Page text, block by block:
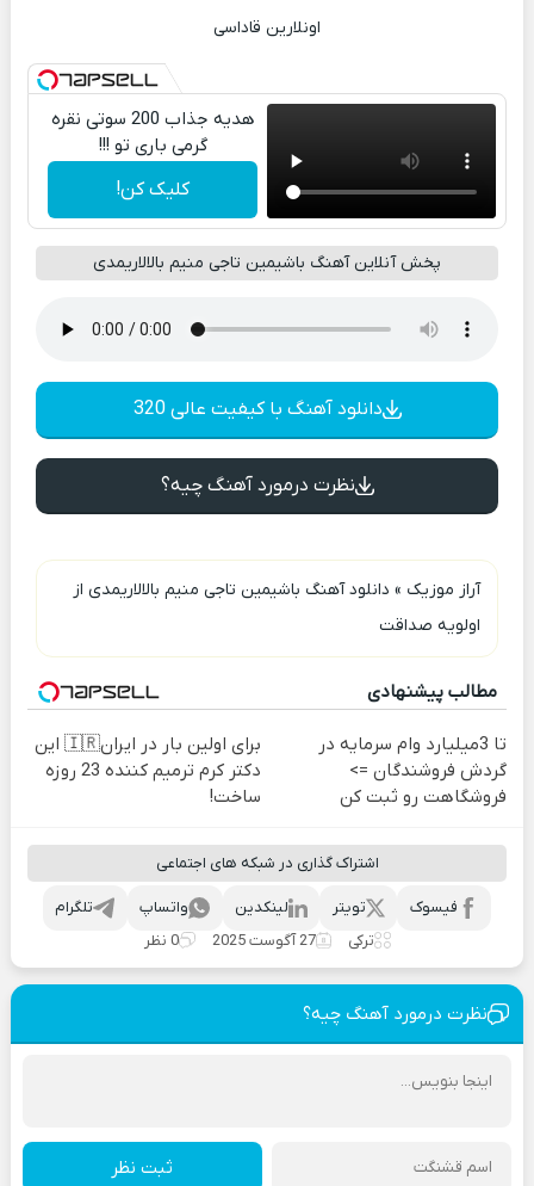
اونلارین قاداسی
هدیه جذاب 200 سوتی نقره
گرمی باری تو !!!
کلیک کن!
پخش آنلاین آهنگ باشیمین تاجی منیم بالالاریمدی
دانلود آهنگ با کیفیت عالی 320
نظرت درمورد آهنگ چیه؟
آراز موزیک » دانلود آهنگ باشیمین تاجی منیم بالالاریمدی از
اولویه صداقت
مطالب پیشنهادی
تا 3میلیارد وام سرمایه در
گردش فروشندگان =>
فروشگاهت رو ثبت کن
برای اولین بار در ایران🇮🇷 این
دکتر کرم ترمیم کننده 23 روزه
ساخت!
اشتراک گذاری در شبکه های اجتماعی
تلگرام واتساپ لینکدین تویتر
فیسوک
ترکی
27 آگوست 2025 0 نظر
نظرت درمورد آهنگ چیه؟
ثبت نظر